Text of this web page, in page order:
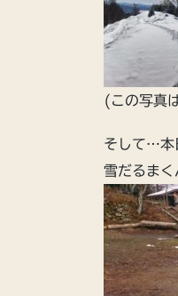
(この写真
そして…本
雪だるまく